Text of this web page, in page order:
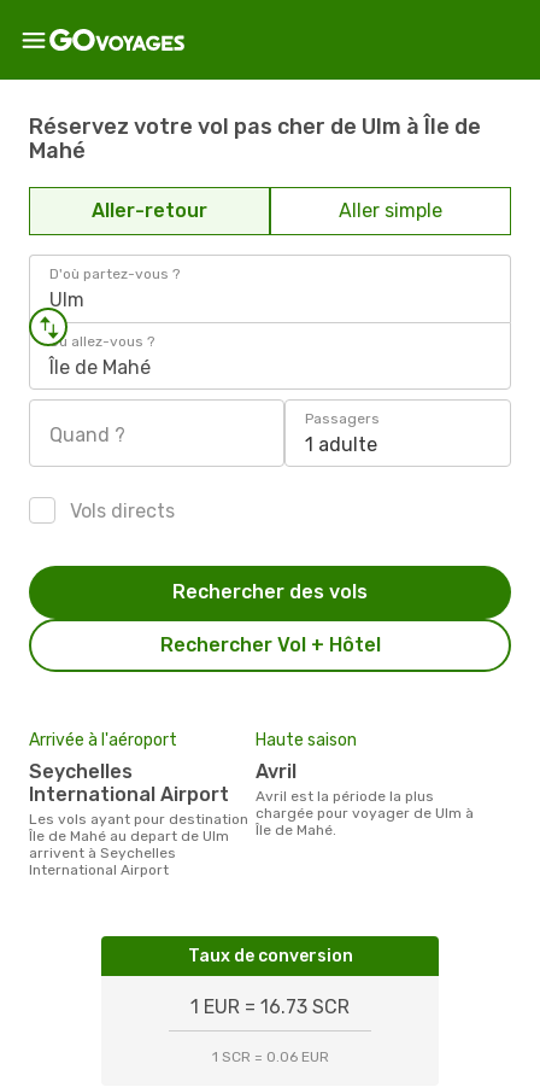
Réservez votre vol pas cher de Ulm à Île de
Mahé
Aller-retour Aller simple
D'où partez-vous ?
Ulm
Où allez-vous ?
Île de Mahé
Quand ?
Passagers
1 adulte
Vols directs
Rechercher Vol + Hôtel
Rechercher des vols
Arrivée à l'aéroport
Seychelles
International Airport
Les vols ayant pour destination
Île de Mahé au depart de Ulm
arrivent à Seychelles
International Airport
Haute saison
avril
avril est la période la plus
chargée pour voyager de Ulm à
Île de Mahé.
Taux de conversion
1 EUR = 16.73 SCR
1 SCR = 0.06 EUR